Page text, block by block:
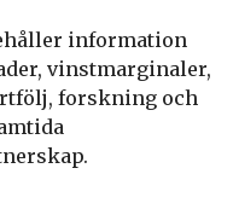
information
vinstmarginaler,
forskning och